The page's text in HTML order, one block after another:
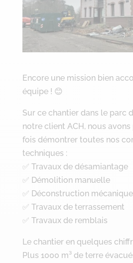
Encore une mission bien
équipe ! 😊
Sur ce chantier dans le parc
notre client ACH, nous
fois démontrer toutes nos
techniques :
✅ Travaux de désamiantage
✅ Démolition manuelle
✅ Déconstruction mécanique
✅ Travaux de terrassement
✅ Travaux de remblais
Le chantier en quelques
Plus 1000 m³ de terre